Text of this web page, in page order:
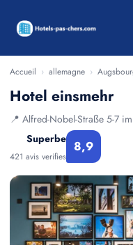
Accueil › allemagne ›
Hotel einsmehr
📍 Alfred-Nobel-Straße 5-7
Superbe
421 avis verifies
8,9